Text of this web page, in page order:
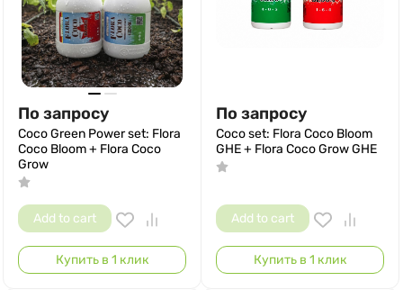
По запросу
Coco Green Power set: Flora
Coco Bloom + Flora Coco
Grow
Add to cart
Купить в 1 клик
По запросу
Coco set: Flora Coco Bloom
GHE + Flora Coco Grow GHE
Add to cart
Купить в 1 клик